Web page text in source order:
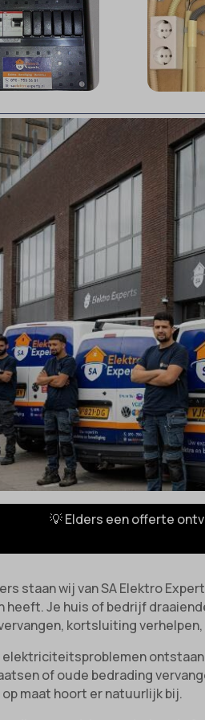
💡 Elders een offerte
staan wij van SA Elektro
heeft. Je huis of bedrijf
kortsluiting
elektriciteitsproblemen
of oude bedrading
maat hoort er natuurlijk bij.